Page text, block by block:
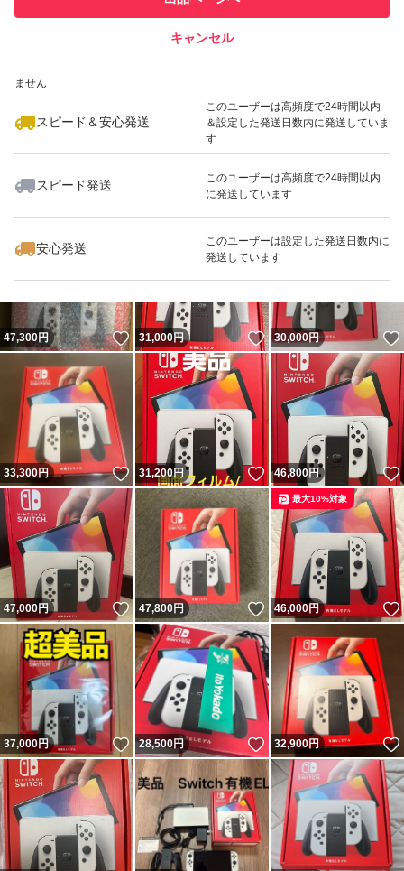
ません
スピード＆安心発送
このユーザーは高頻度で24時間以内
＆設定した発送日数内に発送していま
す
スピード発送
このユーザーは高頻度で24時間以内
に発送しています
安心発送
このユーザーは設定した発送日数内に
発送しています
キャンセル
いいね！
30,500
47,300円 いいね！
31,000円 いいね！
30,000円
33,300円 いいね！
31,200円 いいね！
46,800円
47,000円 いいね！
47,800円 いいね！
46,000円
最大10%対象
37,000円 いいね！
28,500円 いいね！
32,900円